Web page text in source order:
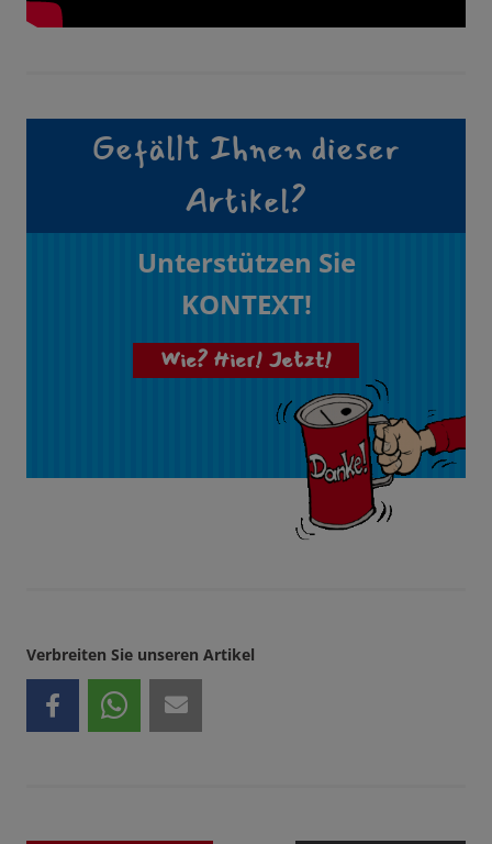
Gefällt Ihnen dieser
Artikel?
Unterstützen Sie
KONTEXT!
Wie? Hier! Jetzt!
Verbreiten Sie unseren Artikel